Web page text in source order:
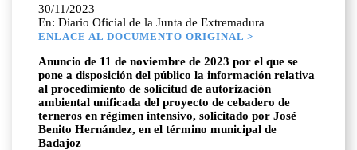
30/11/2023
En: Diario Oficial de la Junta de Extremadura
ENLACE AL DOCUMENTO ORIGINAL >
Anuncio de 11 de noviembre de 2023 por el que se
pone a disposición del público la información relativa
al procedimiento de solicitud de autorización
ambiental unificada del proyecto de cebadero de
terneros en régimen intensivo, solicitado por José
Benito Hernández, en el término municipal de
Badajoz